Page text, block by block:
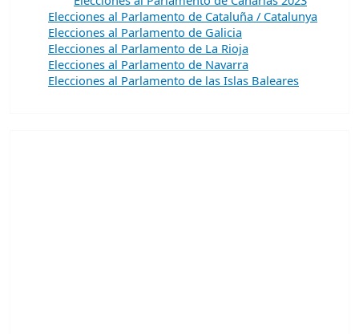
Elecciones al Parlamento de Cataluña / Catalunya
Elecciones al Parlamento de Galicia
Elecciones al Parlamento de La Rioja
Elecciones al Parlamento de Navarra
Elecciones al Parlamento de las Islas Baleares